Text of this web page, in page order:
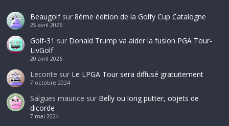
Beaugolfsur 8ème édition de la Golfy Cup Catalogne
25 avril 2026
Golf-31 sur Donald Trump va aider la fusion PGA Tour-
LivGolf
20 avril 2026
Leconte sur Le LPGA Tour sera diffusé gratuitement
7 octobre 2024
Salgues maurice sur Belly ou long putter, objets de
dicorde
7 mai 2024